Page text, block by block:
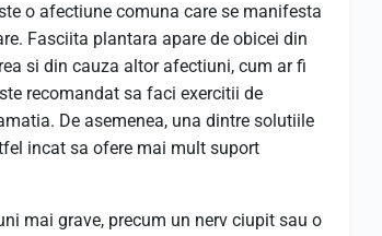
o afectiune comuna care se manifesta
Fasciita plantara apare de obicei din
si din cauza altor afectiuni, cum ar fi
recomandat sa faci exercitii de
De asemenea, una dintre solutiile
incat sa ofere mai mult suport
mai grave, precum un nerv ciupit sau o